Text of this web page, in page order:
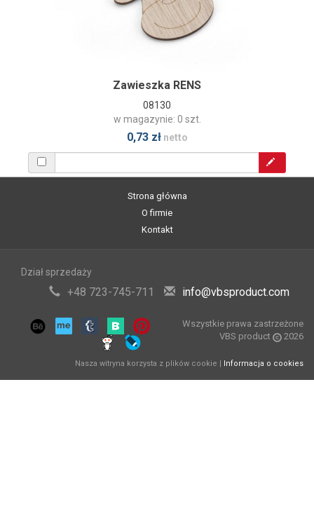
Zawieszka RENS
08130
w magazynie: 0 szt.
0,73 złnetto
Strona główna
O firmie
Kontakt
Dział sprzedaży
+48 723-745-711 info@vbsproduct.com
Wszystkie prawa zastrzeżone
VBS product
2026
Nasza witryna korzysta z plików cookie | Informacja o cookies